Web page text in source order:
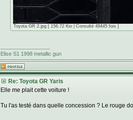
Toyota GR 2.jpg [ 156.72 Kio | Consulté 49445 fois ]
Elise S1 1998 metallic gun
Re: Toyota GR Yaris
Elle me plait cette voiture !
Tu l'as testé dans quelle concession ? Le rouge